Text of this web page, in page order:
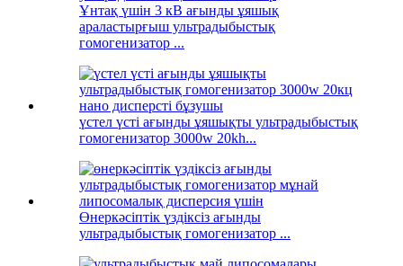
Ұнтақ үшін 3 кВ ағынды ұяшық
араластырғыш ультрадыбыстық
гомогенизатор ...
үстел үсті ағынды ұяшықты ультрадыбыстық
гомогенизатор 3000w 20kh...
Өнеркәсіптік үздіксіз ағынды
ультрадыбыстық гомогенизатор ...